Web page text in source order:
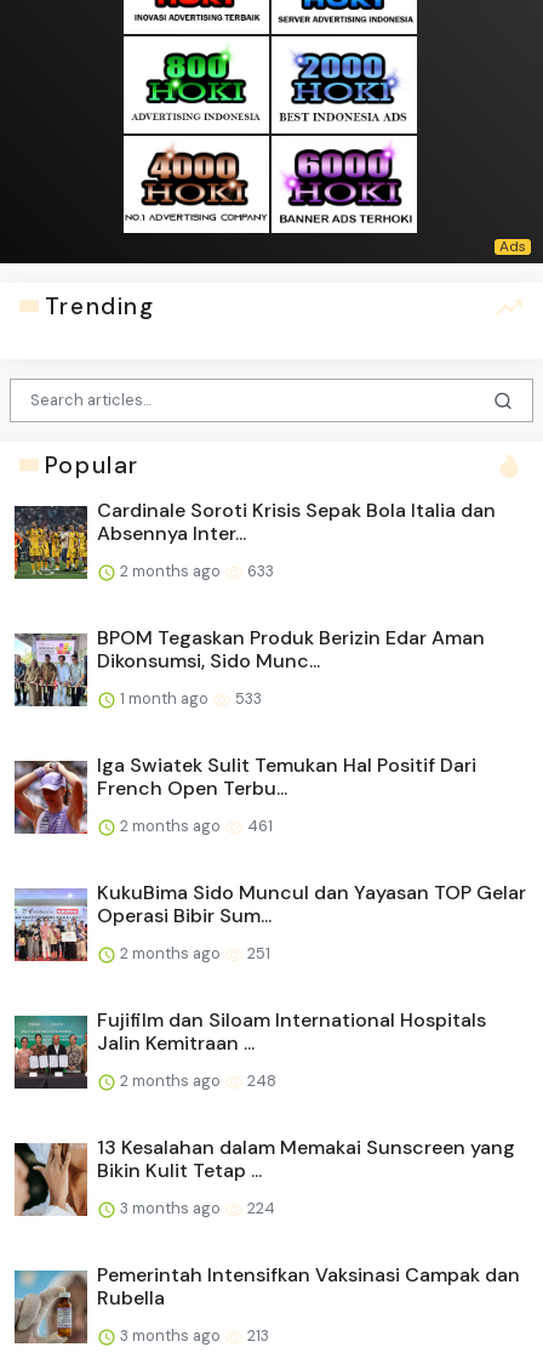
Trending
Popular
Cardinale Soroti Krisis Sepak Bola Italia dan
Absennya Inter...
2 months ago 633
BPOM Tegaskan Produk Berizin Edar Aman
Dikonsumsi, Sido Munc...
1 month ago 533
Iga Swiatek Sulit Temukan Hal Positif Dari
French Open Terbu...
2 months ago 461
KukuBima Sido Muncul dan Yayasan TOP Gelar
Operasi Bibir Sum...
2 months ago 251
Fujifilm dan Siloam International Hospitals
Jalin Kemitraan ...
2 months ago 248
13 Kesalahan dalam Memakai Sunscreen yang
Bikin Kulit Tetap ...
3 months ago 224
Pemerintah Intensifkan Vaksinasi Campak dan
Rubella
3 months ago 213